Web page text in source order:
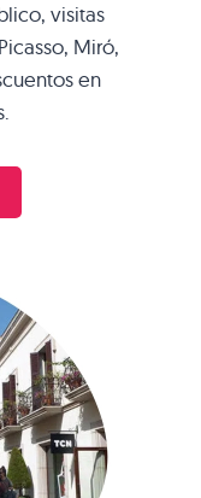
visitas
Miró,
en